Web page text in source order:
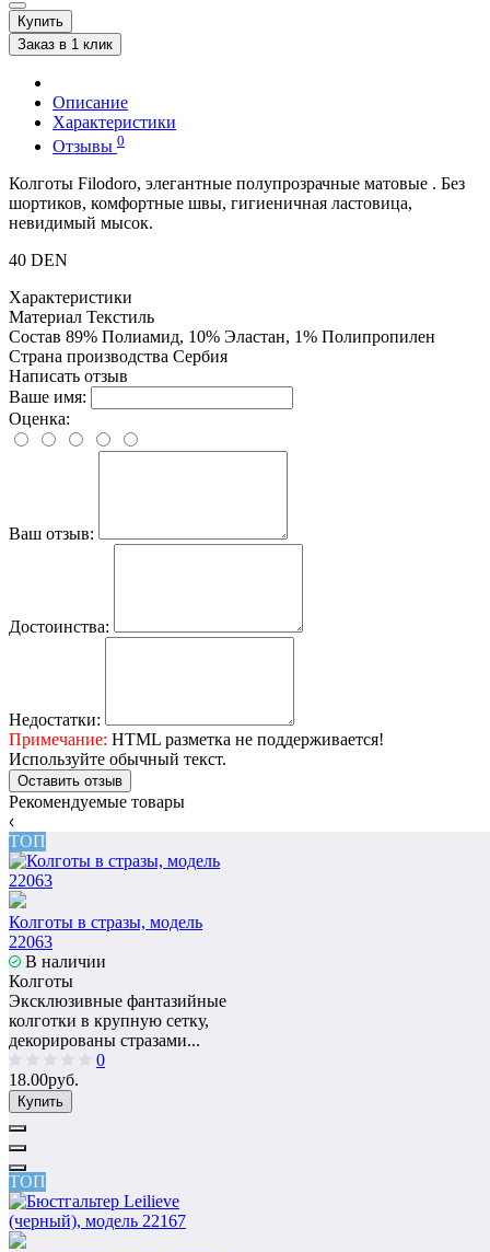
Купить
Заказ в 1 клик
Описание
Характеристики
Отзывы 0
Колготы Filodoro, элегантные полупрозрачные матовые . Без
шортиков, комфортные швы, гигиеничная ластовица,
невидимый мысок.
40 DEN
Характеристики
Материал Текстиль
Состав 89% Полиамид, 10% Эластан, 1% Полипропилен
Страна производства Сербия
Написать отзыв
Ваше имя:
Оценка:
Ваш отзыв:
Достоинства:
Недостатки:
Примечание: HTML разметка не поддерживается!
Используйте обычный текст.
Оставить отзыв
Рекомендуемые товары
ТОП
Колготы в стразы, модель
22063
В наличии
Колготы
Эксклюзивные фантазийные
колготки в крупную сетку,
декорированы стразами...
0
18.00руб.
Купить
ТОП